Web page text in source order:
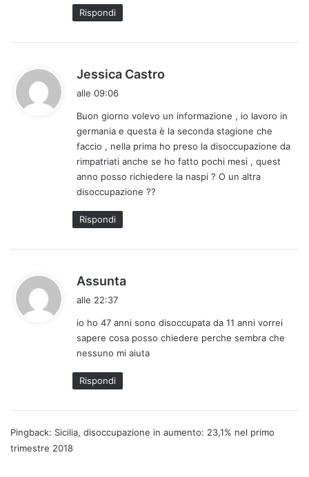
Rispondi
Jessica Castro
e
t
o
:
alle 09:06
Buon giorno volevo un informazione , io lavoro in
germania e questa è la seconda stagione che
faccio , nella prima ho preso la disoccupazione da
rimpatriati anche se ho fatto pochi mesi , quest
anno posso richiedere la naspi ? O un altra
disoccupazione ??
Rispondi
Assunta
e
t
t
alle 22:37
io ho 47 anni sono disoccupata da 11 anni vorrei
sapere cosa posso chiedere perche sembra che
nessuno mi aiuta
Rispondi
Pingback: Sicilia, disoccupazione in aumento: 23,1% nel primo
trimestre 2018